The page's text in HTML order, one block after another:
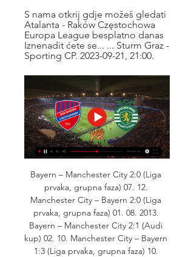
S nama otkrij gdje možeš gledati
Atalanta - Raków Częstochowa
Europa League besplatno danas
Iznenadit ćete se... ... Sturm Graz -
Sporting CP. 2023-09-21, 21:00.
Bayern – Manchester City 2:0 (Liga
prvaka, grupna faza) 07. 12.
Manchester City – Bayern 2:0 (Liga
prvaka, grupna faza) 01. 08. 2013.
Bayern – Manchester City 2:1 (Audi
kup) 02. 10. Manchester City – Bayern
1:3 (Liga prvaka, grupna faza) 10.